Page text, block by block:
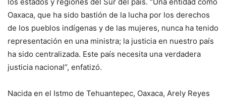
Oaxaca, que ha sido bastión de la lucha por los derechos
de los pueblos indígenas y de las mujeres, nunca ha tenido
representación en una ministra; la justicia en nuestro país
ha sido centralizada. Este país necesita una verdadera
justicia nacional”, enfatizó.
Nacida en el Istmo de Tehuantepec, Oaxaca, Arely Reyes